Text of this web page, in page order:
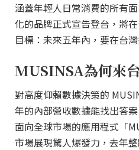
涵蓋年輕人日常消費的所有
化的品牌正式宣告登台，將
目標：未來五年內，要在台
MUSINSA為何來
對高度仰賴數據決策的
年的內部營收數據能找出答
面向全球市場的應用程式「
市場展現驚人爆發力，去年